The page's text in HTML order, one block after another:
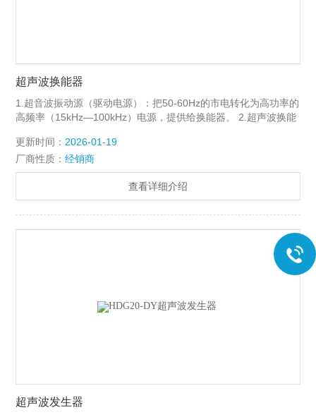
超声波换能器
1.超音波振动源（驱动电源）：把50-60Hz的市电转化为高功率的
高频率（15kHz—100kHz）电源，提供给换能器。 2.超声波换能
3.变幅杆：联接并固定换能器与工具头，将换能器之振幅放大后
传送到工具头。 4.工具头（导入杆）：把机械能和压力传至工作
物，同时也有振幅放大的功能。 5.连接
更新时间： 2026-01-19
厂商性质：经销商
查看详细介绍
超声波发生器